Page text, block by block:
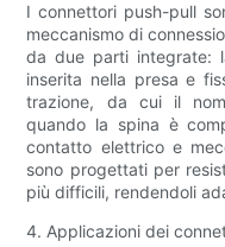
I connettori push-pull
meccanismo di
da due parti integrate:
inserita nella presa e
trazione, da cui il
quando la spina è
contatto elettrico e
sono progettati per
più difficili, rendendoli
4. Applicazioni dei